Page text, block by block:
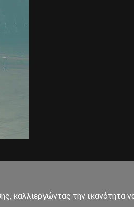
καλλιεργώντας την